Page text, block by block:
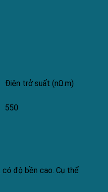
Điện trở suất (nΩ.m)
550
độ bền cao. Cụ thể